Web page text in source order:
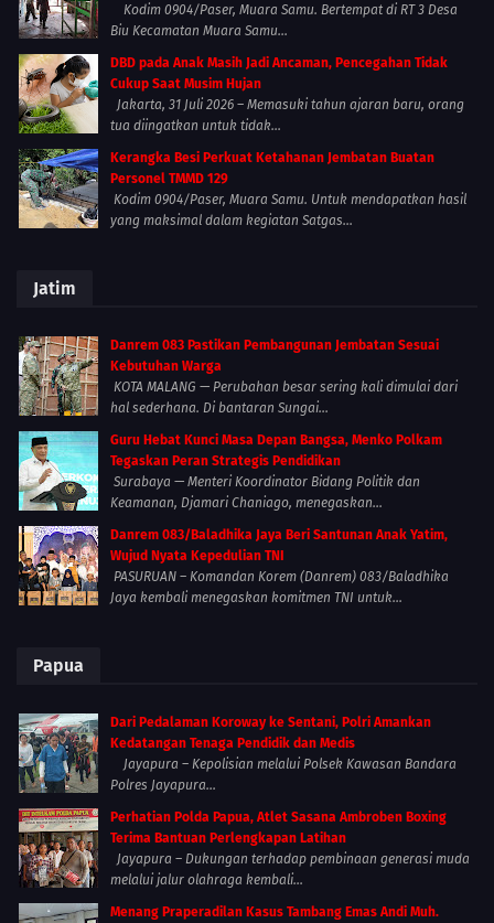
Kodim 0904/Paser, Muara Samu. Bertempat di RT 3 Desa
Biu Kecamatan Muara Samu...
DBD pada Anak Masih Jadi Ancaman, Pencegahan Tidak
Cukup Saat Musim Hujan
Jakarta, 31 Juli 2026 – Memasuki tahun ajaran baru, orang
tua diingatkan untuk tidak...
Kerangka Besi Perkuat Ketahanan Jembatan Buatan
Personel TMMD 129
Kodim 0904/Paser, Muara Samu. Untuk mendapatkan hasil
yang maksimal dalam kegiatan Satgas...
Jatim
Danrem 083 Pastikan Pembangunan Jembatan Sesuai
Kebutuhan Warga
KOTA MALANG — Perubahan besar sering kali dimulai dari
hal sederhana. Di bantaran Sungai...
Guru Hebat Kunci Masa Depan Bangsa, Menko Polkam
Tegaskan Peran Strategis Pendidikan
Surabaya — Menteri Koordinator Bidang Politik dan
Keamanan, Djamari Chaniago, menegaskan...
Danrem 083/Baladhika Jaya Beri Santunan Anak Yatim,
Wujud Nyata Kepedulian TNI
PASURUAN – Komandan Korem (Danrem) 083/Baladhika
Jaya kembali menegaskan komitmen TNI untuk...
Papua
Dari Pedalaman Koroway ke Sentani, Polri Amankan
Kedatangan Tenaga Pendidik dan Medis
Jayapura – Kepolisian melalui Polsek Kawasan Bandara
Polres Jayapura...
Perhatian Polda Papua, Atlet Sasana Ambroben Boxing
Terima Bantuan Perlengkapan Latihan
Jayapura – Dukungan terhadap pembinaan generasi muda
melalui jalur olahraga kembali...
Menang Praperadilan Kasus Tambang Emas Andi Muh.